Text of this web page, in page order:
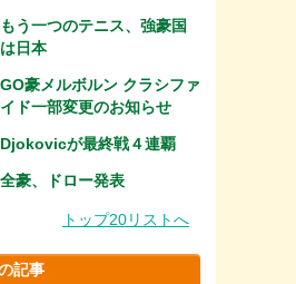
もう一つのテニス、強豪国
は日本
GO豪メルボルン クラシファ
イド一部変更のお知らせ
Djokovicが最終戦４連覇
全豪、ドロー発表
トップ20リストへ
記事